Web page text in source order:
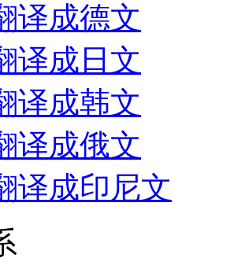
译成德文
译成日文
译成韩文
译成俄文
译成印尼文